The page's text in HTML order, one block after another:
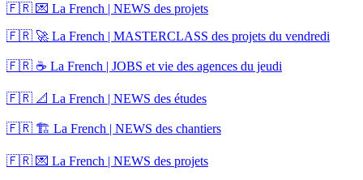
🇫🇷 💌 La French | NEWS des projets
🇫🇷 🚀 La French | MASTERCLASS des projets du vendredi
🇫🇷 ☕ La French | JOBS et vie des agences du jeudi
🇫🇷 📐 La French | NEWS des études
🇫🇷 🏗️ La French | NEWS des chantiers
🇫🇷 💌 La French | NEWS des projets